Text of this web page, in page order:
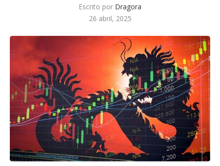
Escrito por Dragora
26 abril, 2025